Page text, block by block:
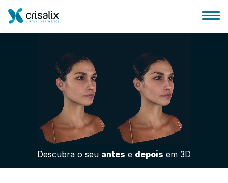
Página inicial para cirurgiões
Plataforma 3D de business
Planos
Descubra o seu antes e depois em 3D